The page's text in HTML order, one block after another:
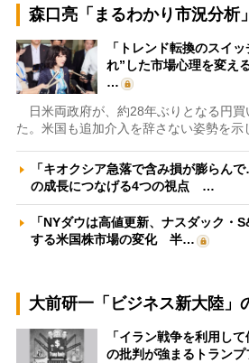
森口亮「まるわかり市況分析」
「トレンド転換のスイ
れ”した市場心理を変え
…
日米両政府が、約28年ぶりとなる円買
た。米国も追加介入を辞さない姿勢を
「キオクシア急落で含み損が膨らん
の成長につなげる4つの視点 …
「NYダウは高値更新、ナスダック・
する米国株市場の変化 半…
大前研一「ビジネス新大陸」
「イラン戦争を利用し
の批判が強まるトラン